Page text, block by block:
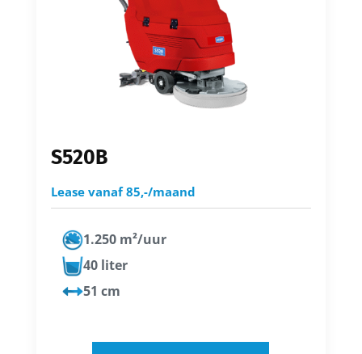
S520B
Lease vanaf 85,-/maand
1.250 m²/uur
40 liter
51 cm